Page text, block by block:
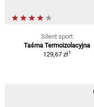
Silent sport
Taśma Termoizolacyjna
129,67 zł1